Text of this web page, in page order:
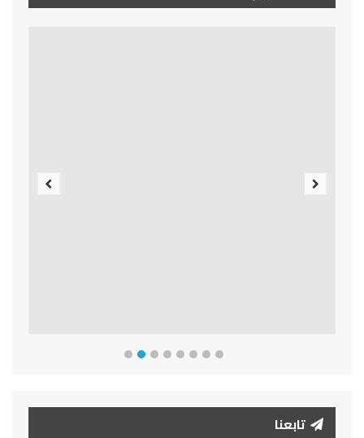
تابعنا